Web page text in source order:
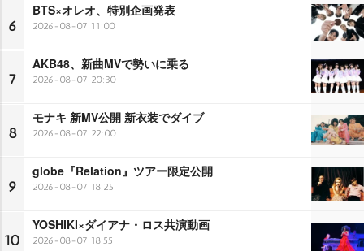
6
BTS×オレオ、特別企画発表
2026-08-07 11:00
7
AKB48、新曲MVで勢いに乗る
2026-08-07 20:30
8
モナキ 新MV公開 新衣装でダイブ
2026-08-07 22:00
9
globe『Relation』ツアー限定公開
2026-08-07 18:25
10
YOSHIKI×ダイアナ・ロス共演動画
2026-08-07 18:55